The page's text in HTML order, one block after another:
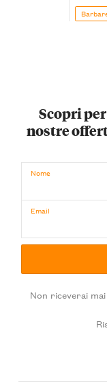
Scopri
nostre
Nome
Email
Non riceverai